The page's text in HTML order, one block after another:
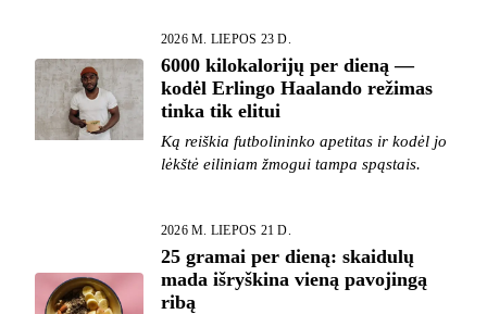
2026 M. LIEPOS 23 D.
6000 kilokalorijų per dieną —
kodėl Erlingo Haalando režimas
tinka tik elitui
Ką reiškia futbolininko apetitas ir kodėl jo
lėkštė eiliniam žmogui tampa spąstais.
2026 M. LIEPOS 21 D.
25 gramai per dieną: skaidulų
mada išryškina vieną pavojingą
ribą